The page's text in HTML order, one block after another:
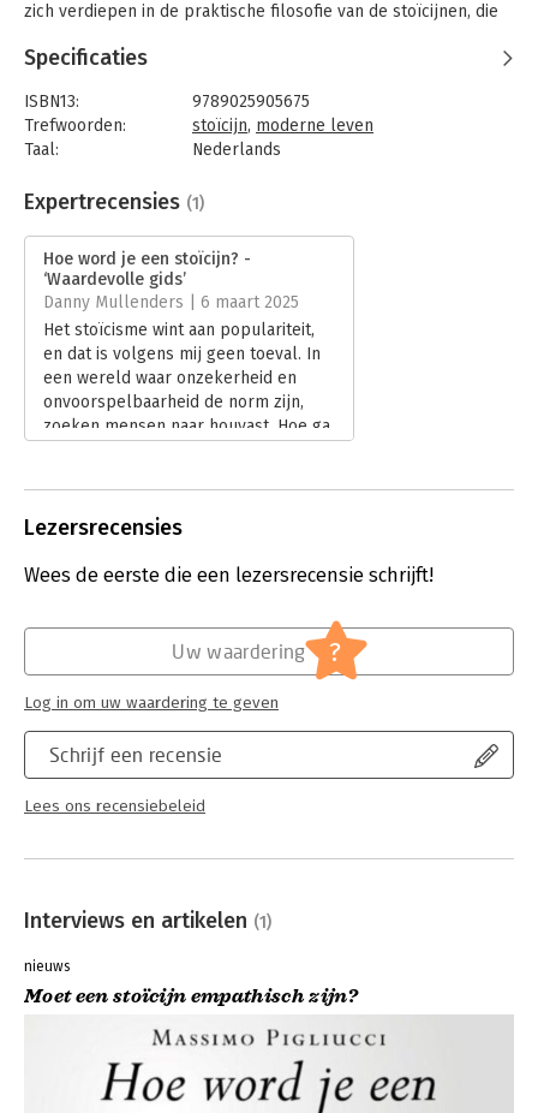
zich verdiepen in de praktische filosofie van de stoïcijnen, die
focussen op wat binnen je macht ligt en zo een zekere
glasheldere uitleg van deze tijdloze filosofie met persoonlijke
voorbeelden. Ten slotte formuleert hij twaalf leefregels voor
de moderne stoïcijn.
Specificaties
ISBN13:
9789025905675
Trefwoorden:
stoïcijn, moderne leven
Taal:
Nederlands
Aantal pagina's:
288
Druk:
10
Verschijningsdatum:
7-6-2017
Hoofdrubriek:
Expertrecensies (1)
Hoe word je een stoïcijn? -
‘Waardevolle gids’
Danny Mullenders | 6 maart 2025
Het stoïcisme wint aan populariteit,
en dat is volgens mij geen toeval. In
een wereld waar onzekerheid en
onvoorspelbaarheid de norm zijn,
zoeken mensen naar houvast. Hoe ga
Pigliucci deze en andere vragen.
Lezersrecensies
Wees de eerste die een lezersrecensie schrijft!
Schrijf een recensie
Lees ons recensiebeleid
Uw waardering ?
Log in om uw waardering te geven
Interviews en artikelen (1)
nieuws
Moet een stoïcijn empathisch zijn?